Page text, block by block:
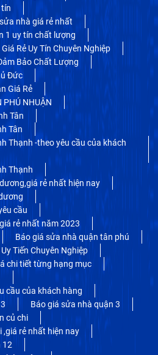
tín
nhà giá rẻ nhất
1 uy tín chất lượng
Rẻ Uy Tín Chuyên Nghiệp
Bảo Chất Lượng
Đức
Giá Rẻ
PHÚ NHUẬN
Tân
Tân
Thạnh -theo yêu cầu của khách
Thạnh
rẻ nhất hiện nay
cầu
rẻ nhất năm 2023
Báo giá sửa nhà quận tân phú
Tiến Chuyên Nghiệp
chi tiết từng hạng mục
cầu của khách hàng
Báo giá sửa nhà quận 3
củ chi
,giá rẻ nhất hiện nay
12